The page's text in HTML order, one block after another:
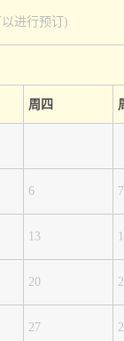
进行预订)
周四
6 7
13
20
27